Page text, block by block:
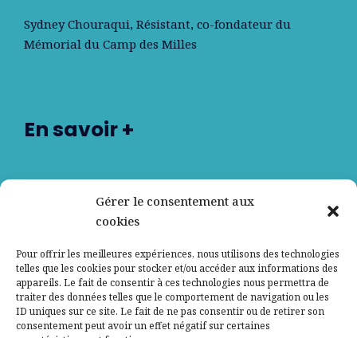
Gérer le consentement aux
cookies
Pour offrir les meilleures expériences, nous utilisons des technologies
telles que les cookies pour stocker et/ou accéder aux informations des
appareils. Le fait de consentir à ces technologies nous permettra de
traiter des données telles que le comportement de navigation ou les
ID uniques sur ce site. Le fait de ne pas consentir ou de retirer son
consentement peut avoir un effet négatif sur certaines
Sydney Chouraqui, Résistant, co-fondateur du
Mémorial du Camp des Milles
En savoir +
Nos partenaires
Contactez-nous
Mentions légales